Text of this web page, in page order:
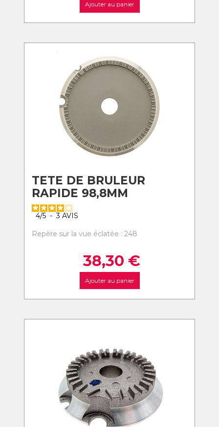
Ajouter au panier
TETE DE BRULEUR
RAPIDE 98,8MM
4/5 - 3 AVIS
Repère sur la vue éclatée : 248
38,30 €
Ajouter au panier